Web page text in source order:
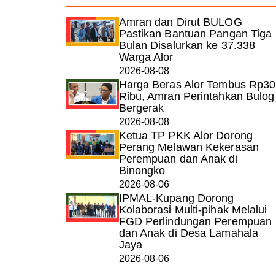
Amran dan Dirut BULOG
Pastikan Bantuan Pangan Tiga
Bulan Disalurkan ke 37.338
Warga Alor
2026-08-08
Harga Beras Alor Tembus Rp30
Ribu, Amran Perintahkan Bulog
Bergerak
2026-08-08
Ketua TP PKK Alor Dorong
Perang Melawan Kekerasan
Perempuan dan Anak di
Binongko
2026-08-06
IPMAL-Kupang Dorong
Kolaborasi Multi-pihak Melalui
FGD Perlindungan Perempuan
dan Anak di Desa Lamahala
Jaya
2026-08-06